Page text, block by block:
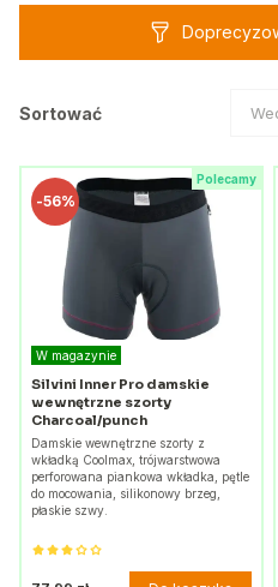
Sortować
Polecamy
-56%
W magazynie
Silvini Inner Pro damskie
wewnętrzne szorty
Charcoal/punch
Damskie wewnętrzne szorty z
wkładką Coolmax, trójwarstwowa
perforowana piankowa wkładka, pętle
do mocowania, silikonowy brzeg,
płaskie szwy.